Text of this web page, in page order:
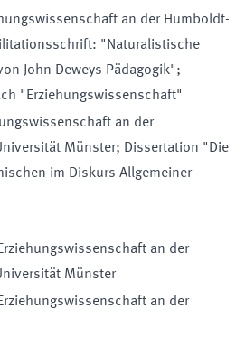
an der Humboldt-
"Naturalistische
John Deweys Pädagogik";
"Erziehungswissenschaft"
an der
Münster; Dissertation "Die
im Diskurs Allgemeiner
an der
Münster
an der